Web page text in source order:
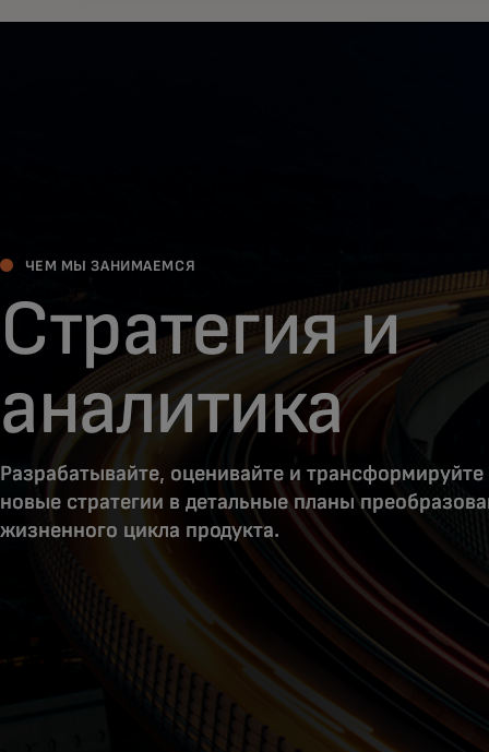
ЧЕМ МЫ ЗАНИМАЕМСЯ
Стратегия и
аналитика
Разрабатывайте, оценивайте и
новые стратегии в детальные планы
жизненного цикла продукта.